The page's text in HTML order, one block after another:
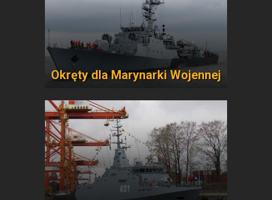
Okręty dla Marynarki Wojennej